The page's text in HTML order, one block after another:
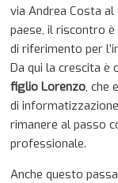
via Andrea Costa
paese, il riscontro
di riferimento per
Da qui la crescita
figlio Lorenzo, che
di
rimanere al passo
professionale.
Anche questo